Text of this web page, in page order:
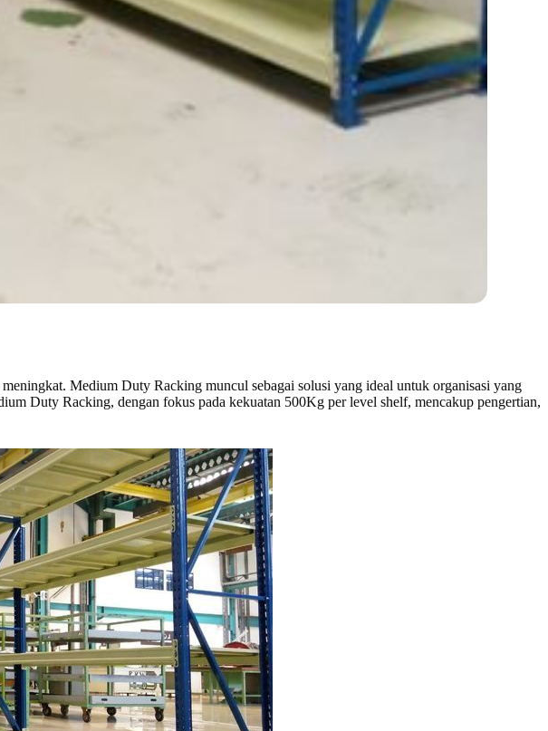
Medium Duty Racking muncul sebagai solusi yang ideal untuk organisasi yang
Duty Racking, dengan fokus pada kekuatan 500Kg per level shelf, mencakup pengertian,